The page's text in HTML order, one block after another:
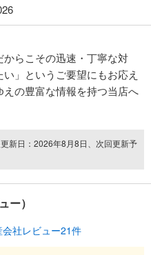
からこその迅速・丁寧な対
」というご要望にもお応え
の豊富な情報を持つ当店へ
新日：2026年8月8日、次回更新予
ー）
会社レビュー21件